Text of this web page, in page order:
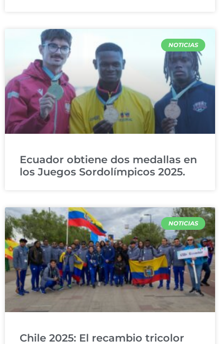
NOTICIAS
Ecuador obtiene dos medallas en
los Juegos Sordolímpicos 2025.
NOTICIAS
Chile 2025: El recambio tricolor